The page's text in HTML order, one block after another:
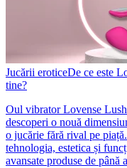
Jucării eroticeDe ce este
tine?
Oul vibrator Lovense
descoperi o nouă
o jucărie fără rival pe
tehnologia, estetica și
avansate produse de până